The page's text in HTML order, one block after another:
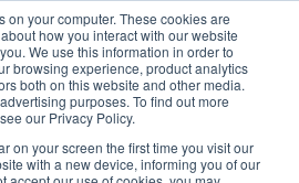
on your computer. These cookies are
how you interact with our website
We use this information in order to
browsing experience, product analytics
both on this website and other media.
purposes. To find out more
our Privacy Policy.
on your screen the first time you visit our
with a new device, informing you of our